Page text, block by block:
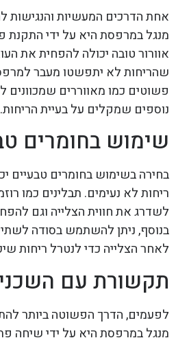
אחת הדרכים המעשיות והנגישות
מנגל במרפסת היא על ידי התקנת
אוורור טובה יכולה להפחית את
שהריחות לא יתפשטו מעבר
פשוטים כמו מאווררים שמכוונים
נוספים שמקלים על בעיית הריחות.
שימוש בחומרים
בחירה בשימוש בחומרים טבעיים
ריחות לא נעימים. תבלינים כמו
לשדרג את חווית הצלייה וגם
בנוסף, ניתן להשתמש בסודה
לאחר הצלייה כדי לנטרל ריחות
תקשורת עם
לפעמים, הדרך הפשוטה ביותר
מנגל במרפסת היא על ידי שיחה